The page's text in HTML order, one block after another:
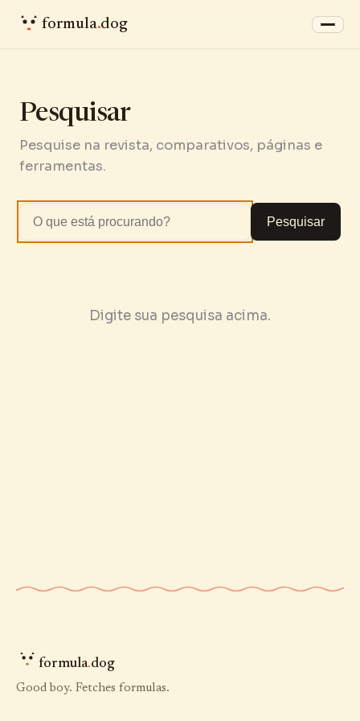
Pesquisar
Pesquise na revista, comparativos, páginas e
ferramentas.
Pesquisar
Digite sua pesquisa acima.
formula.dog
formula.dog
Good boy. Fetches formulas.